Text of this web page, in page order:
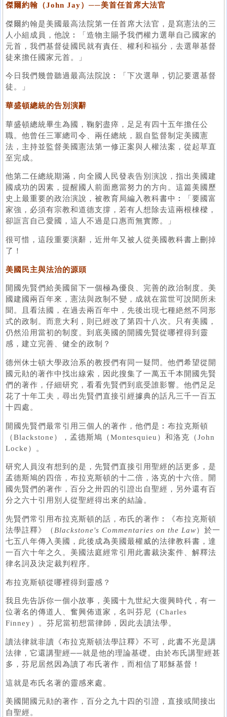
傑爾約翰（John Jay）──美首任首席大法官
傑爾約翰是美國最高法院第一任首席大法官，是寫憲法的三
人小組成員，他說︰「造物主賜予我們權力選舉自己國家的
元首，我們基督徒國民就有責任、權利和福分，去選舉基督
徒來擔任國家元首。」
今日我們幾曾聽過最高法院說︰「下次選舉，切記要選基督
徒。」
華盛頓總統的告別演辭
華盛頓總統畢生為國，鞠躬盡瘁，足足有四十五年擔任公
職。他曾任三軍總司令、兩任總統，親自監督制定美國憲
法，主持並監督美國憲法第一修正案與人權法案，從起草直
至完成。
他第二任總統期滿，向全國人民發表告別演說，指出美國建
國成功的因素，提醒國人前面應當努力的方向。這篇美國歷
史上最重要的政治演說，被教育局編入教科書中︰「要國富
家強，必須有宗教和道德支撐，若有人想除去這兩根棟樑，
卻誆言自己愛國，這人不過是口惠而無實際。」
很可惜，這段重要演辭，近卅年又被人從美國教科書上刪掉
了！
美國民主與法治的源頭
開國先賢們給美國留下一個極為優良、完善的政治制度。美
國建國兩百年來，憲法與政制不變，成就在當世可說聞所未
聞。且看法國，在過去兩百年中，先後出現七種絶然不同形
式的政制。而意大利，則已經改了第四十八次。只有美國，
仍然沿用當初的制度。到底美國的開國先賢從哪裡得到靈
感，建立完善、健全的政制？
德州休士頓大學政治系的教授們有同一疑問。他們希望從開
國元勛的著作中找出線索，因此搜集了一萬五千本開國先賢
們的著作，仔細研究，看看先賢們到底受誰影響。他們足足
花了十年工夫，尋出先賢們直接引經據典的話凡三千一百五
十四處。
開國先賢們最常引用三個人的著作，他們是︰布拉克斯頓
（Blackstone），孟德斯鳩（Montesquieu）和洛克（John
Locke）。
研究人員沒有想到的是，先賢們直接引用聖經的話更多，是
孟德斯鳩的四倍，布拉克斯頓的十二倍，洛克的十六倍。開
國先賢們的著作，百分之卅四的引證出自聖經，另外還有百
分之六十引用別人從聖經得出來的結論。
先賢們常引用布拉克斯頓的話，布氏的著作︰《布拉克斯頓
法學註釋》（ Blackstone's Commentaries on the Law）於一
七五八年傳入美國，此後成為美國最權威的法律教科書，達
一百六十年之久。美國法庭經常引用此書裁決案件、解釋法
律名詞及決定裁判程序。
布拉克斯頓從哪裡得到靈感？
我且先告訴你一個小故事，美國十九世紀大復興時代，有一
位著名的傳道人、奮興佈道家，名叫芬尼（Charles
Finney）。芬尼當初想當律師，因此去讀法學。
讀法律就非讀《布拉克斯頓法學註釋》不可，此書不光是講
法律，它還講聖經──就是他的理論基礎。由於布氏講聖經甚
多，芬尼居然因為讀了布氏著作，而相信了耶穌基督！
這就是布氏名著的靈感來處。
美國開國元勛的著作，百分之九十四的引證，直接或間接出
自聖經。